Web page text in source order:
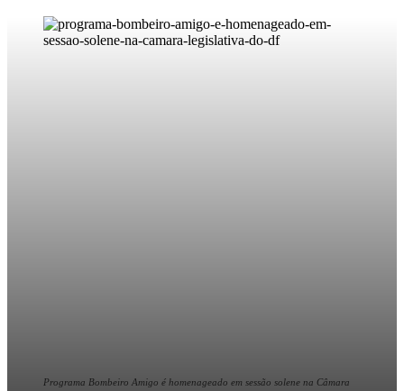
Programa Bombeiro Amigo é homenageado em sessão solene na Câmara